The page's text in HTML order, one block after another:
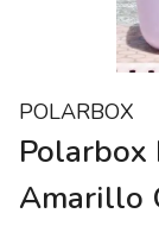
POLARBOX
Polarbox
Amarillo